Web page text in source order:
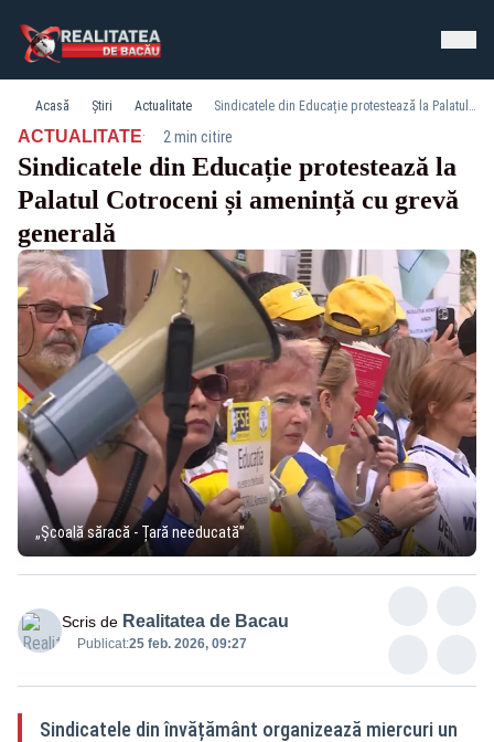
Acasă Știri Actualitate Sindicatele din Educație protestează la Palatul Cotroceni și amenință cu grevă generală
ACTUALITATE· 2 min citire
Sindicatele din Educație protestează la
Palatul Cotroceni și amenință cu grevă
generală
„Școală săracă - Țară needucată”
Scris de Realitatea de Bacau
Publicat:25 feb. 2026, 09:27
Sindicatele din învățământ organizează miercuri un